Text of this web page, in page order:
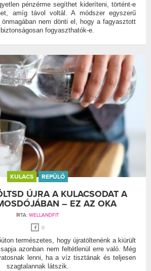
pénzérme segíthet kideríteni, történt-e
amíg távol voltál. A módszer egyszerű
nem dönti el, hogy a fagyasztott
fogyaszthatók-e.
KULACS REPÜLŐ
ÚJRA A KULACSODAT A
– EZ AZ OKA
ÍRTA: WELLANDFIT
0
természetes, hogy újratöltenénk a kiürült
azonban nem feltétlenül erre való. Még
lenni, ha a víz tisztának és teljesen
szagtalannak látszik.